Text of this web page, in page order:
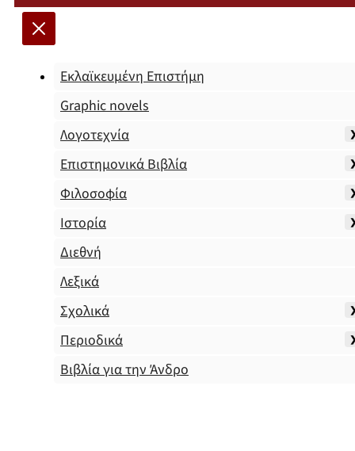
Εκλαϊκευμένη Επιστήμη
Graphic novels
Λογοτεχνία
Επιστημονικά Βιβλία
Φιλοσοφία
Ιστορία
Διεθνή
Λεξικά
Σχολικά
Περιοδικά
Βιβλία για την Άνδρο